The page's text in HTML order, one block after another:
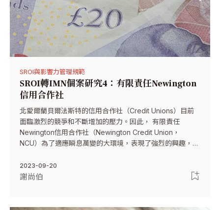
SROI與影響力管理規範
SROI轉IMN個案研究4：有限責任Newington
信用合作社
北愛爾蘭貝爾法斯特的信用合作社（Credit Unions）目前
面臨激烈的競爭和不斷增加的壓力。因此， 有限責任
Newington信用合作社（Newington Credit Union，
NCU）為了適應瞬息萬變的大環境，表現了強烈的興趣，欲
2023-09-20
謝尚伯